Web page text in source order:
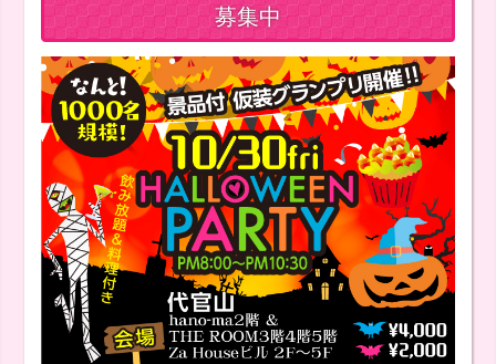
募集中